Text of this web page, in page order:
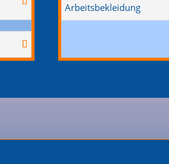
Arbeitsbekleidung